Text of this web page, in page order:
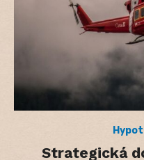
Strategická